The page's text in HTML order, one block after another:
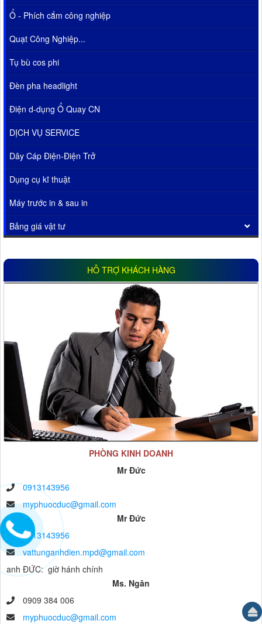
Ổ - Phích cắm công nghiệp
Quạt Công Nghiệp...
Tụ bù cos phi
Đèn pha headlight
Điện d-dụng Ổ Quay CN
DỊCH VỤ SERVICE
Dây Cáp Điện-Điện Trở
Dụng cụ kĩ thuật
Máy trước in & sau in
Bảng giá vật tư
HỖ TRỢ KHÁCH HÀNG
PHÒNG KINH DOANH
Mr Đức
0913143956
myphuocduc@gmail.com
Mr Đức
0913143956
vattunganhdien.mpd@gmail.com
anh ĐỨC: giờ hánh chính
Ms. Ngân
0909 384 006
myphuocduc@gmail.com